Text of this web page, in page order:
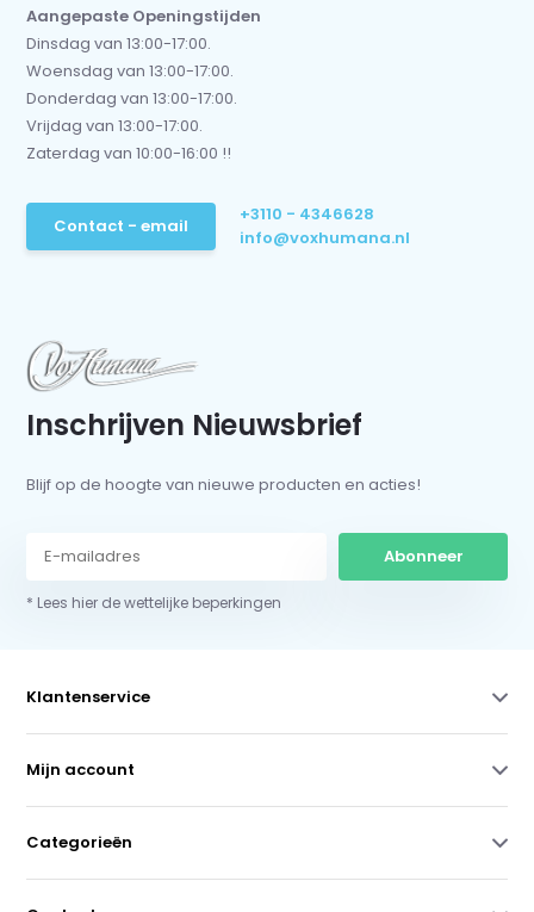
Aangepaste Openingstijden
Dinsdag van 13:00-17:00.
Woensdag van 13:00-17:00.
Donderdag van 13:00-17:00.
Vrijdag van 13:00-17:00.
Zaterdag van 10:00-16:00 !!
Contact - email
+3110 - 4346628
info@voxhumana.nl
Inschrijven Nieuwsbrief
Blijf op de hoogte van nieuwe producten en acties!
Abonneer
* Lees hier de wettelijke beperkingen
Klantenservice
Mijn account
Categorieën